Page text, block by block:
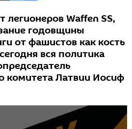
легионеров Waffen SS,
годовщины
от фашистов как кость
вся политика
комитета Латвии Иосиф